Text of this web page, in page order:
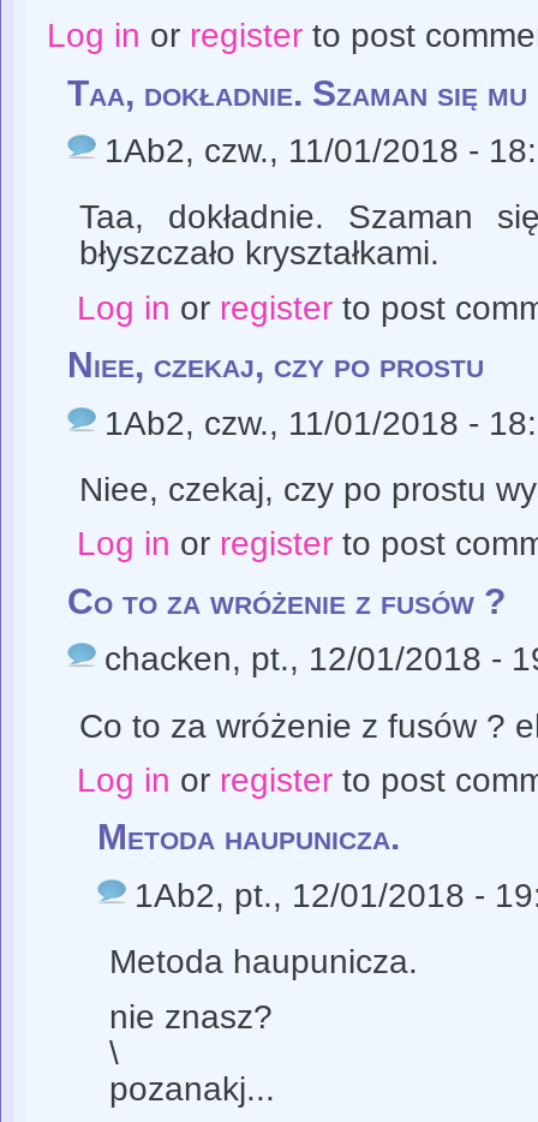
Log in or registerto post
Taa, dokładnie. Szaman się mu
1Ab2, czw., 11/01/2018 -
Taa, dokładnie. Szaman
błyszczało kryształkami.
Log in or registerto post
Niee, czekaj, czy po prostu
1Ab2, czw., 11/01/2018 -
Niee, czekaj, czy po prostu
Log in or registerto post
Co to za wróżenie z fusów ?
chacken, pt., 12/01/2018 -
Co to za wróżenie z fusów ?
Log in or registerto post
Metoda haupunicza.
1Ab2, pt., 12/01/2018 -
Metoda haupunicza.
nie znasz?
\
pozanakj...